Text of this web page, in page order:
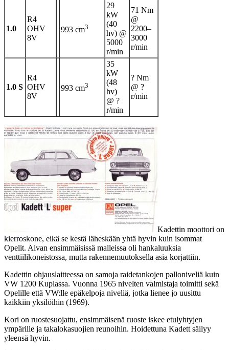
1.0
R4
OHV
8V
993 cm3
29
kW
(40
hv) @
5000
r/min
71 Nm
@
2200–
3000
r/min
1.0 S
R4
OHV
8V
993 cm3
35
kW
(48
hv)
@ ?
r/min
? Nm
@ ?
r/min
Kadettin moottori on
kierroskone, eikä se kestä läheskään yhtä hyvin kuin isommat
Opelit. Aivan ensimmäisissä malleissa oli hankaluuksia
venttiilikoneistossa, mutta rakennemuutoksella asia korjattiin.
Kadettin ohjauslaitteessa on samoja raidetankojen palloniveliä kuin
VW 1200 Kuplassa. Vuonna 1965 nivelten valmistaja toimitti sekä
Opelille että VW:lle epäkelpoja niveliä, jotka lienee jo uusittu
kaikkiin yksilöihin (1969).
Kori on ruostesuojattu, ensimmäisenä ruoste iskee etulyhtyjen
ympärille ja takalokasuojien reunoihin. Hoidettuna Kadett säilyy
yleensä hyvin.